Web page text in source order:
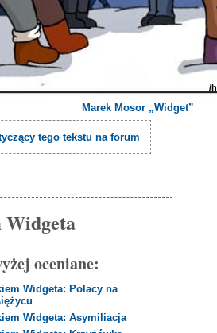
Marek Mosor „Widget”
tego tekstu na forum
Widgeta
oceniane:
Widgeta: Polacy na
Widgeta: Asymiliacja
/